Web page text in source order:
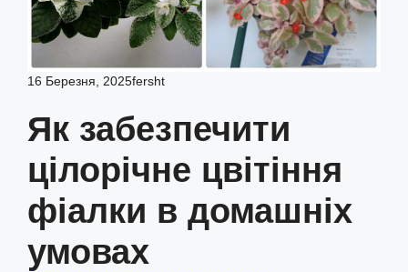
16 Березня, 2025fersht
Як забезпечити
цілорічне цвітіння
фіалки в домашніх
умовах